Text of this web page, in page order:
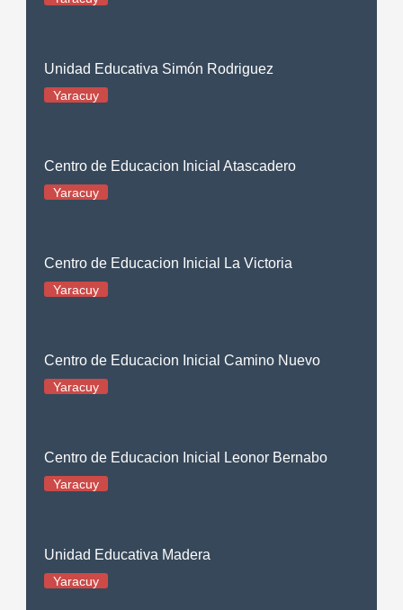
Unidad Educativa Simón Rodriguez
Yaracuy
Centro de Educacion Inicial Atascadero
Yaracuy
Centro de Educacion Inicial La Victoria
Yaracuy
Centro de Educacion Inicial Camino Nuevo
Yaracuy
Centro de Educacion Inicial Leonor Bernabo
Yaracuy
Unidad Educativa Madera
Yaracuy